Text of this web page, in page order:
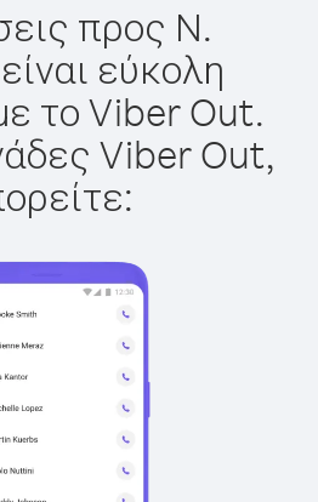
προς Ν.
εύκολη
το Viber Out.
Viber Out,